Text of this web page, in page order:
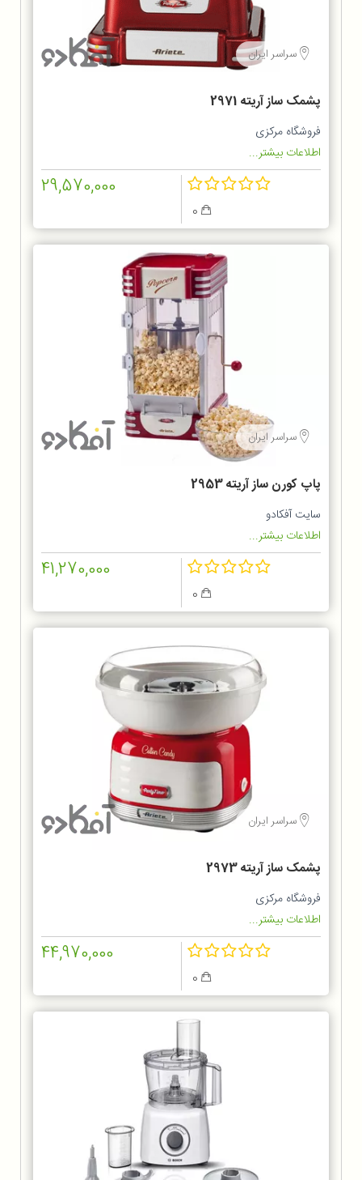
سراسر ایران
پشمک ساز آریته 2971
فروشگاه مرکزی
اطلاعات بیشتر...
29,570,000
سراسر ایران
پاپ کورن ساز آریته 2953
سایت آفکادو
اطلاعات بیشتر...
41,270,000
سراسر ایران
پشمک ساز آریته 2973
فروشگاه مرکزی
اطلاعات بیشتر...
44,970,000